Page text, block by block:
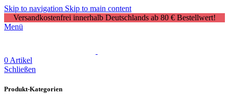
Skip to navigation Skip to main content
Versandkostenfrei innerhalb Deutschlands ab 80 € Bestellwert!
Menü
0 Artikel
Schließen
Produkt-Kategorien